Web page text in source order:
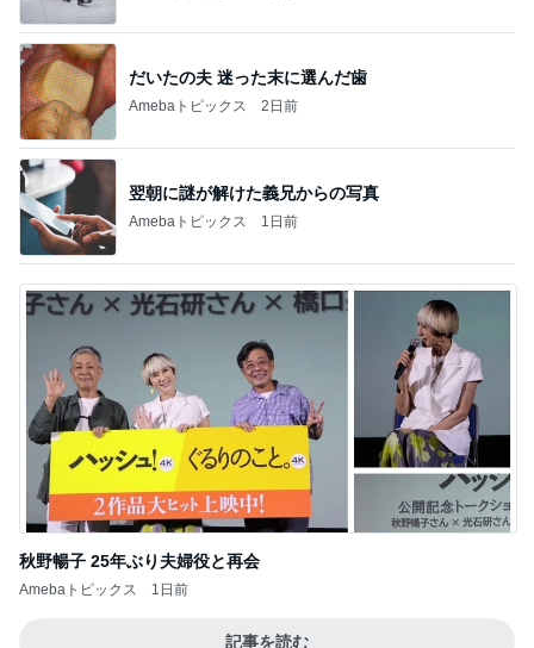
だいたの夫 迷った末に選んだ歯
Amebaトピックス 2日前
翌朝に謎が解けた義兄からの写真
Amebaトピックス 1日前
秋野暢子 25年ぶり夫婦役と再会
Amebaトピックス 1日前
記事を読む